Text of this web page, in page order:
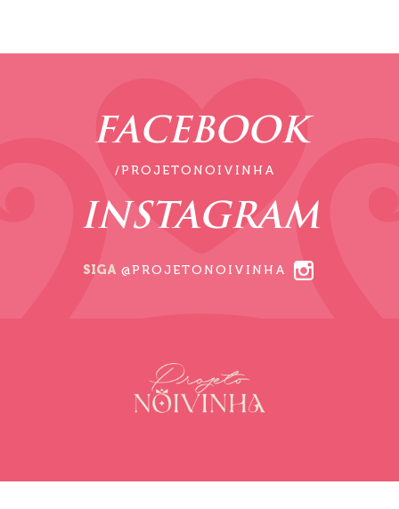
FACEBOOK
/PROJETONOIVINHA
INSTAGRAM
SIGA @PROJETONOIVINHA